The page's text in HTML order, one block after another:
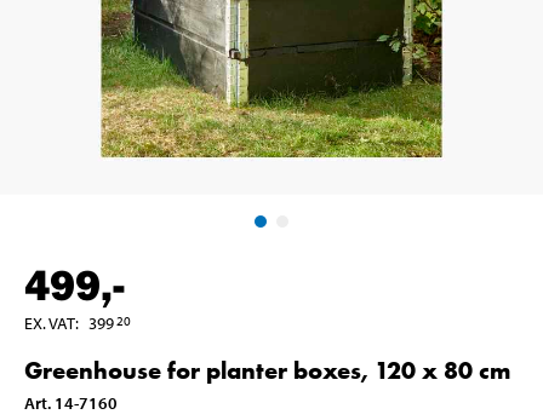
499,-
EX. VAT: 39920
Greenhouse for planter boxes, 120 x 80 cm
Art. 14-7160